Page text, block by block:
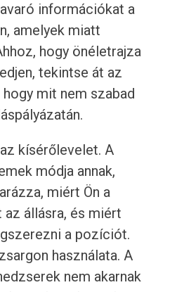
információkat a
amelyek miatt
hogy önéletrajza
tekintse át az
mit nem szabad
kísérőlevelet. A
módja annak,
miért Ön a
állásra, és miért
a pozíciót.
használata. A
nem akarnak